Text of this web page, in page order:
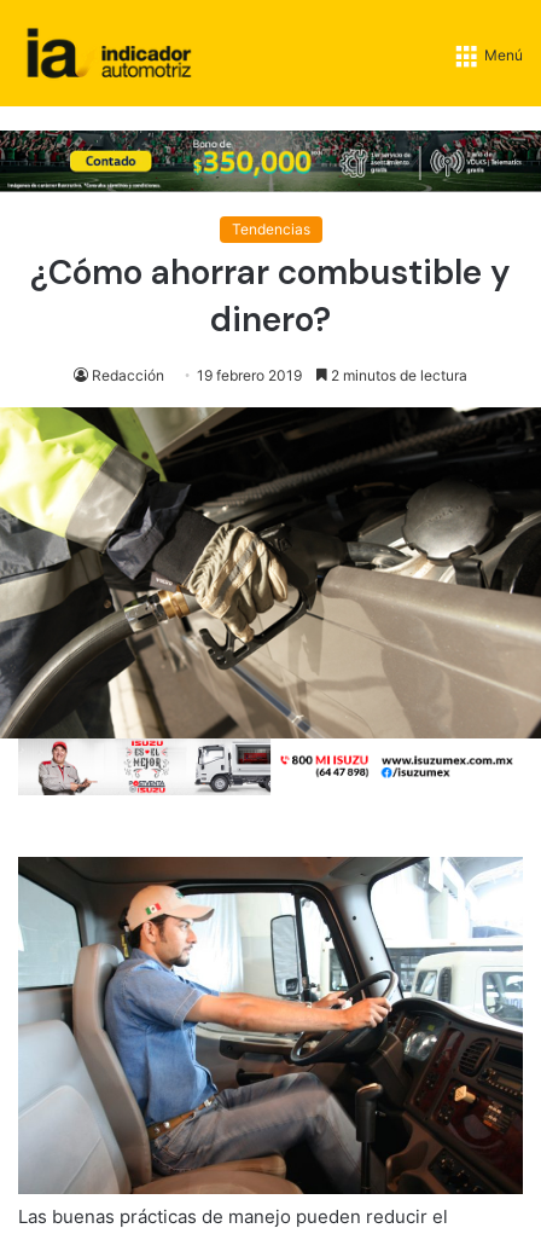
Menú
Tendencias
¿Cómo ahorrar combustible y
dinero?
Redacción 19 febrero 2019 2 minutos de lectura
Las buenas prácticas de manejo pueden reducir el